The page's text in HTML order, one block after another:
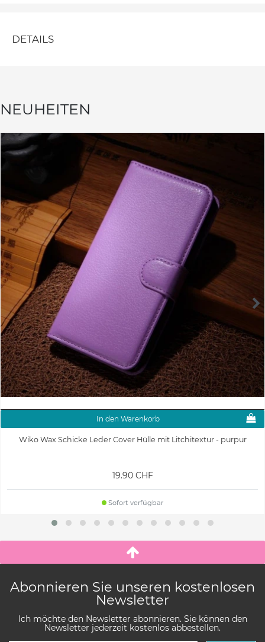
DETAILS
NEUHEITEN
In den Warenkorb
Wiko Wax Schicke Leder Cover Hülle mit Litchitextur - purpur
19.90 CHF
Sofort verfügbar
Abonnieren Sie unseren kostenlosen
Newsletter
Ich möchte den Newsletter abonnieren. Sie können den
Newsletter jederzeit kostenlos abbestellen.